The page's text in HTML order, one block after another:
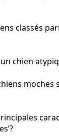
classés
chien
moches